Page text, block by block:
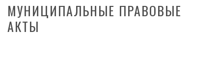
МУНИЦИПАЛЬНЫЕ ПРАВОВЫЕ
АКТЫ